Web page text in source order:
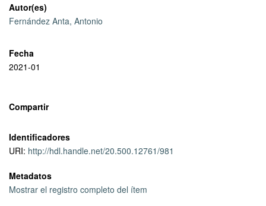
Autor(es)
Fernández Anta, Antonio
Fecha
2021-01
Compartir
Identificadores
URI: http://hdl.handle.net/20.500.12761/981
Metadatos
Mostrar el registro completo del ítem